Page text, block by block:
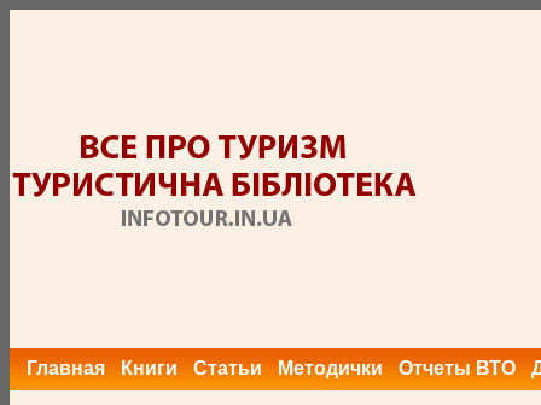
Главная Книги Статьи Методички Отчеты ВТО